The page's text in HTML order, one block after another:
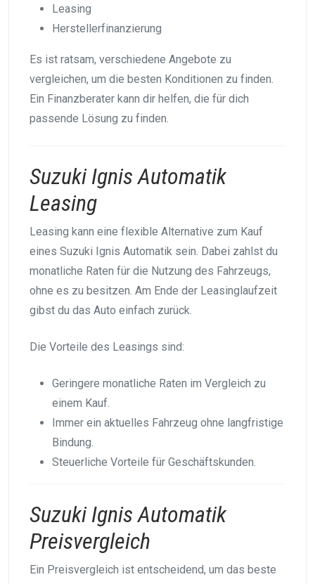
Leasing
Herstellerfinanzierung
Es ist ratsam, verschiedene Angebote zu
vergleichen, um die besten Konditionen zu finden.
Ein Finanzberater kann dir helfen, die für dich
passende Lösung zu finden.
Suzuki Ignis Automatik
Leasing
Leasing kann eine flexible Alternative zum Kauf
eines Suzuki Ignis Automatik sein. Dabei zahlst du
monatliche Raten für die Nutzung des Fahrzeugs,
ohne es zu besitzen. Am Ende der Leasinglaufzeit
gibst du das Auto einfach zurück.
Die Vorteile des Leasings sind:
Geringere monatliche Raten im Vergleich zu
einem Kauf.
Immer ein aktuelles Fahrzeug ohne langfristige
Bindung.
Steuerliche Vorteile für Geschäftskunden.
Suzuki Ignis Automatik
Preisvergleich
Ein Preisvergleich ist entscheidend, um das beste